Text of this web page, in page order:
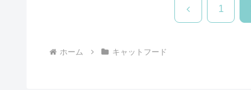
前 1
ホーム キャットフード